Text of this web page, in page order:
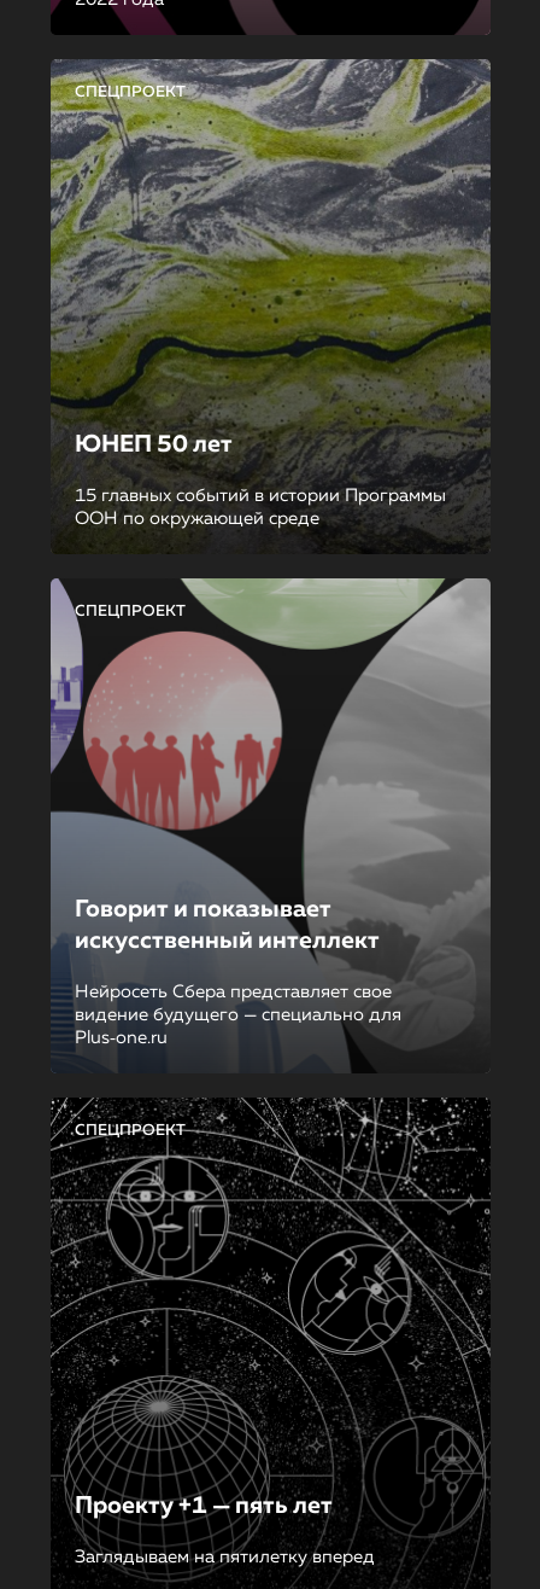
СПЕЦПРОЕКТ
ЮНЕП 50 лет
15 главных событий в истории Программы
ООН по окружающей среде
СПЕЦПРОЕКТ
Говорит и показывает
искусственный интеллект
Нейросеть Сбера представляет свое
видение будущего — специально для
Plus‑one.ru
СПЕЦПРОЕКТ
Проекту +1 — пять лет
Заглядываем на пятилетку вперед